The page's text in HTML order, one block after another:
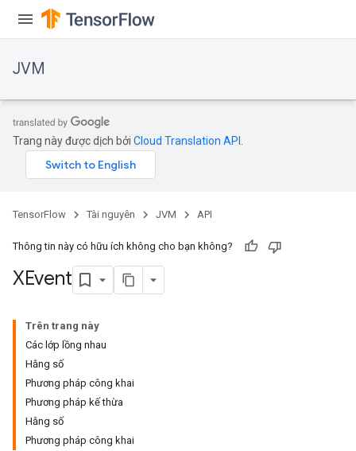
JVM
Trang này được dịch bởi Cloud Translation API
TensorFlow Tài nguyên JVM API
Thông tin này có hữu ích không cho bạn không?
XEvent
Trên trang này
Các lớp lồng nhau
Hằng số
Phương pháp công khai
Phương pháp kế thừa
Hằng số
Phương pháp công khai